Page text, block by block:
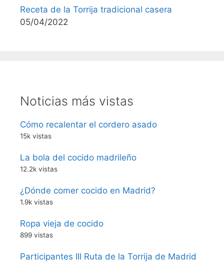
Receta de la Torrija tradicional casera
05/04/2022
Noticias más vistas
Cómo recalentar el cordero asado
15k vistas
La bola del cocido madrileño
12.2k vistas
¿Dónde comer cocido en Madrid?
1.9k vistas
Ropa vieja de cocido
899 vistas
Participantes III Ruta de la Torrija de Madrid